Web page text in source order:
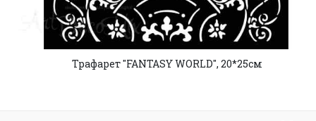
Трафарет "FANTASY WORLD", 20*25см